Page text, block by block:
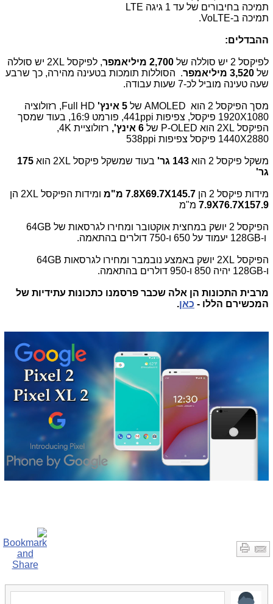
תמיכה בחיבורים של עד 1 גיגה LTE
תמיכה ב-VoLTE.
ההבדלים:
לפיקסל 2 יש סוללה של 2,700 מיליאמפר , לפיקסל 2XL יש סוללה
של 3,520 מיליאמפר
. הסוללות תומכות בטעינה מהירה, כך שרבע
שעה טעינה מוביל לכ-7 שעות עבודה.
מסך הפיקסל 2 הוא AMOLED של Full HD, רזולוציה
1080
X1920 פיקסל, צפיפות 441ppi
, פורמט 16:9, בעוד שמסך
הפיקסל 2XL הוא P-OLED של 6 אינץ', רזולוציית 4K
,
2880
X1440 פיקסל צפיפות 538ppi
משקל פיקסל 2 הוא 143 גר' בעוד שמשקל פיקסל 2XL הוא 175
גר'
מידות פיקסל 2 הן 145.7
X
69.7
X7.8 מ"מ ומידות הפיקסל 2XL הן
157.9
X
76.7
X
7.9 מ"מ
הפיקסל 2 יושק במחצית אוקטובר ומחירו לגרסאות של
64GB
ו-128GB יעמוד על 650 ו-750 דולרים בהתאמה.
הפיקסל 2XL יושק באמצע נובמבר ומחירו לגרסאות 64GB
ו-128GB יהיה 850 ו-950 דולרים בהתאמה.
מרבית התכונות הן אלה שכבר פרסמנו כתכונות עתידיות של
המכשירם הללו - כאן.